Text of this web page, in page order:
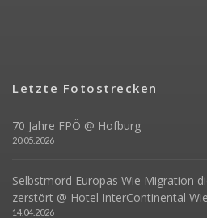
Letzte Fotostrecken
70 Jahre FPÖ @ Hofburg
20.05.2026
Selbstmord Europas Wie Migration
zerstört @ Hotel InterContinental
14.04.2026